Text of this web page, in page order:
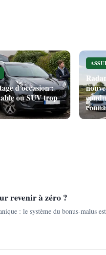
d’occasion :
ou SUV trop
revenir à zéro ?
: le système du bonus-malus